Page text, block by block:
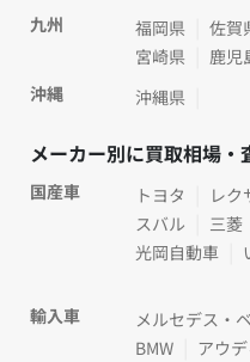
九州
福岡県 佐賀
宮崎県
鹿児
沖縄
沖縄県
メーカー別に買取相場・
国産車 トヨタ レク
スバル
三菱
光岡自動車
輸入車 メルセデス・
BMW
アウデ